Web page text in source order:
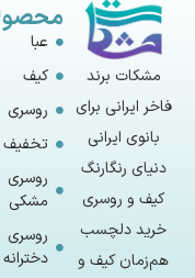
مشکات برند
فاخر ایرانی برای
بانوی ایرانی
دنیای رنگارنگ
کیف و روسری
خرید دلچسب
هم‌زمان کیف و
عبا
کیف
روسری
تخفیف
روسری
مشکی
روسری
دخترانه